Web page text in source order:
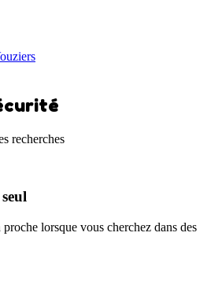
recherches
lorsque vous cherchez dans des